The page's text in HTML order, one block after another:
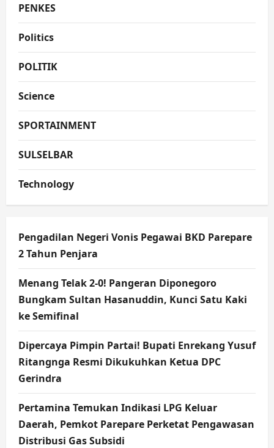
PENKES
Politics
POLITIK
Science
SPORTAINMENT
SULSELBAR
Technology
Pengadilan Negeri Vonis Pegawai BKD Parepare
2 Tahun Penjara
Menang Telak 2-0! Pangeran Diponegoro
Bungkam Sultan Hasanuddin, Kunci Satu Kaki
ke Semifinal
Dipercaya Pimpin Partai! Bupati Enrekang Yusuf
Ritangnga Resmi Dikukuhkan Ketua DPC
Gerindra
Pertamina Temukan Indikasi LPG Keluar
Daerah, Pemkot Parepare Perketat Pengawasan
Distribusi Gas Subsidi